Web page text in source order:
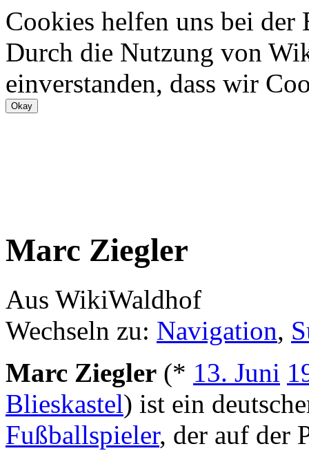
Cookies helfen uns bei
Durch die Nutzung von
einverstanden, dass wir
Marc Ziegler
Aus WikiWaldhof
Wechseln zu: Navigation,
Marc Ziegler (* 13. Juni
Blieskastel) ist ein
Fußballspieler, der auf der